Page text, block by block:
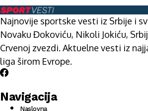
Najnovije sportske vesti iz Srbije i
Novaku Đokoviću, Nikoli Jokiću,
Crvenoj zvezdi. Aktuelne vesti iz
liga širom Evrope.
Navigacija
Naslovna